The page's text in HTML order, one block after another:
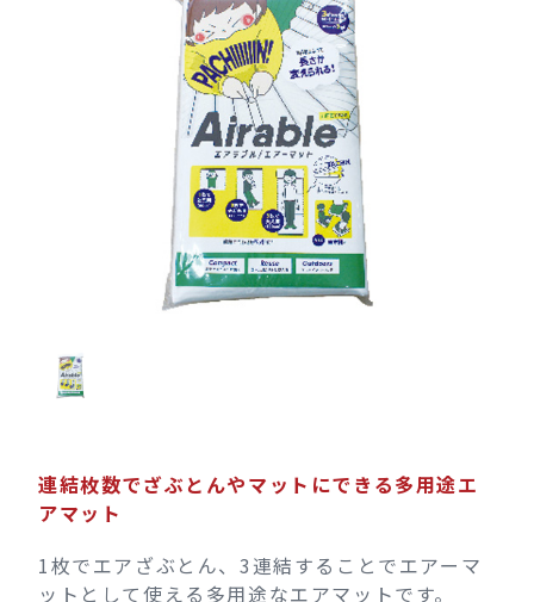
連結枚数でざぶとんやマットにできる多用途エ
アマット
1枚でエアざぶとん、3連結することでエアーマ
ットとして使える多用途なエアマットです。